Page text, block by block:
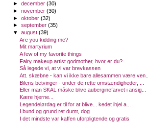
►december(30)
►november(30)
►oktober(32)
►september(35)
▼august(39)
Are you kidding me?
Mit martyrium
A few of my favorite things
Fairy makeup artist godmother, hvor er du?
Så legede vi, at vi var brevkassen
Att. skæbne - kan vi ikke bare allesammen være ven...
Bilens betvinger - under de rette omstændigheder, ...
Eller man SKAL måske blive auberginefarvet i ansig...
Kære hjerne...
Legendelørdag er til for at blive... kedet ihjel a...
I bund og grund ret dumt, dog
I det mindste var kaffen uforpligtende og gratis